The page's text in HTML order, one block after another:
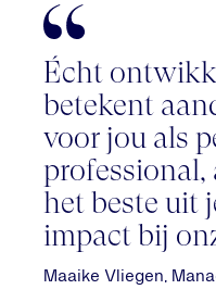
Écht
betekent
voor jou als
professional,
het beste uit
impact bij
Maaike Vliegen,